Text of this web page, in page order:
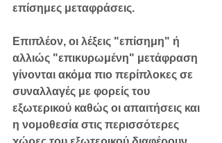
επίσημες μεταφράσεις.
Επιπλέον, οι λέξεις "επίσημη" ή
αλλιώς "επικυρωμένη" μετάφραση
γίνονται ακόμα πιο περίπλοκες σε
συναλλαγές με φορείς του
εξωτερικού καθώς οι απαιτήσεις και
η νομοθεσία στις περισσότερες